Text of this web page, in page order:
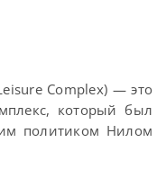
Complex) — это
который был
политиком Нилом